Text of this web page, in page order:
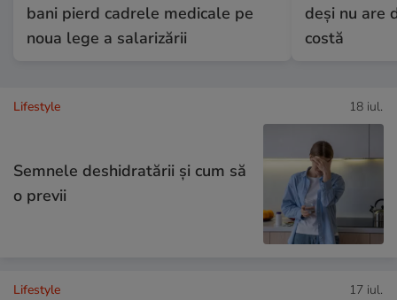
bani pierd cadrele medicale pe
noua lege a salarizării
deși nu are
costă
Lifestyle 18 iul.
Semnele deshidratării și cum să
o previi
Lifestyle 17 iul.